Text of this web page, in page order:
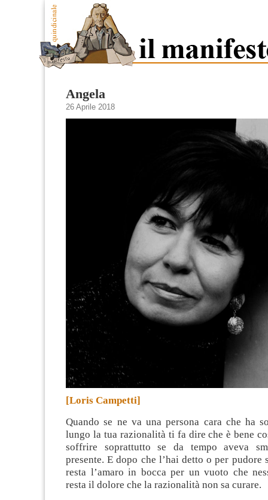
Angela
26 Aprile 2018
[Loris Campetti]
Quando se ne va una persona cara che ha
lungo la tua razionalità ti fa dire che è bene
soffrire soprattutto se da tempo aveva
presente.E dopo che l’hai detto o per pudore
resta l’amaro in bocca per un vuoto che
resta il dolore che la razionalità non sa curare.